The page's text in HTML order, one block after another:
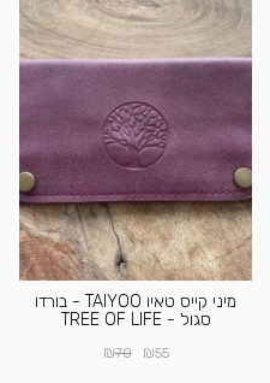
מיני קייס טאיו TAIYOO - בורדו
סגול - TREE OF LIFE
₪55
₪70